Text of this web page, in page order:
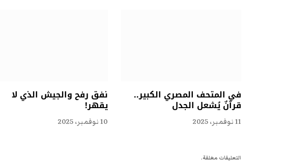
في المتحف المصري الكبير..
قرآنٌ يُشعل الجدل
11 نوفمبر، 2025
نفق رفح والجيش الذي لا
يقهر!
10 نوفمبر، 2025
التعليقات مغلقة.